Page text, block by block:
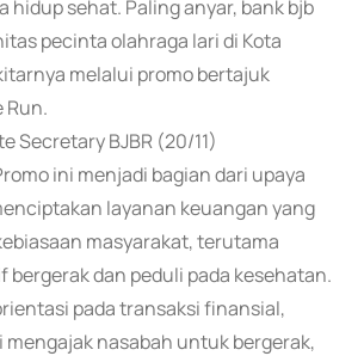
hidup sehat. Paling anyar, bank bjb
pecinta olahraga lari di Kota
melalui promo bertajuk
Run.
Secretary BJBR (20/11)
ini menjadi bagian dari upaya
layanan keuangan yang
masyarakat, terutama
bergerak dan peduli pada kesehatan.
pada transaksi finansial,
nasabah untuk bergerak,